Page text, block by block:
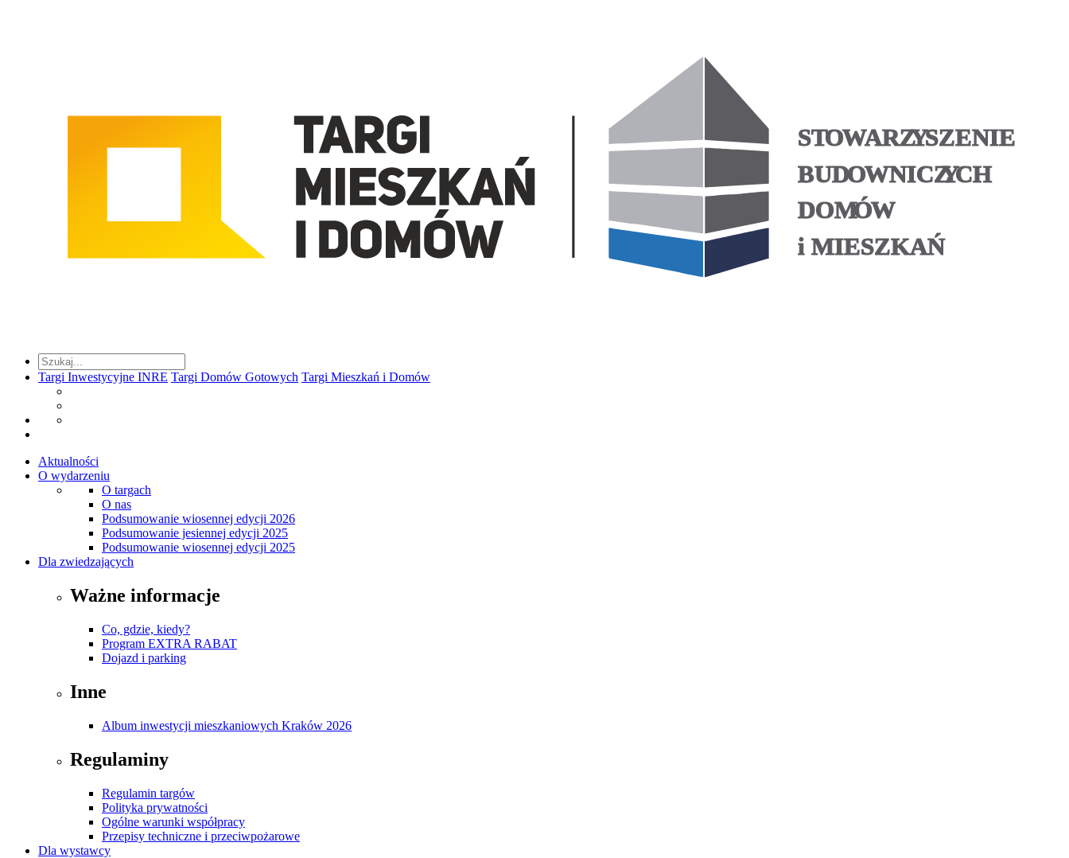
Targi Inwestycyjne INRE Targi Domów Gotowych Targi Mieszkań i Domów
Aktualności
O wydarzeniu
O targach
O nas
Podsumowanie wiosennej edycji 2026
Podsumowanie jesiennej edycji 2025
Podsumowanie wiosennej edycji 2025
Dla zwiedzających
Ważne informacje
Co, gdzie, kiedy?
Program EXTRA RABAT
Dojazd i parking
Inne
Album inwestycji mieszkaniowych Kraków 2026
Regulaminy
Regulamin targów
Polityka prywatności
Ogólne warunki współpracy
Przepisy techniczne i przeciwpożarowe
Dla wystawcy